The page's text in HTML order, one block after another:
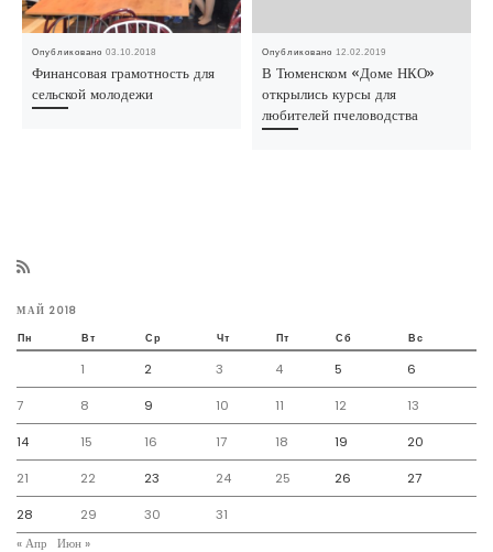
Опубликовано03.10.2018
Финансовая грамотность для
сельской молодежи
Опубликовано12.02.2019
В Тюменском «Доме НКО»
открылись курсы для
любителей пчеловодства
МАЙ 2018
Пн Вт Ср Чт Пт Сб Вс
1 2 3 4 5 6
7 8 9 10 11 12 13
14 15 16 17 18 19 20
21 22 23 24 25 26 27
28 29 30
31
« Апр
Июн »